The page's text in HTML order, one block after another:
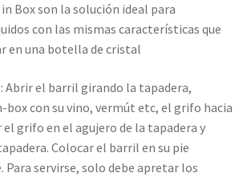
in Box son la solución ideal para
con las mismas características que
en una botella de cristal
Abrir el barril girando la tapadera,
box con su vino, vermút etc, el grifo hacia
el grifo en el agujero de la tapadera y
Colocar el barril en su pie
servirse, solo debe apretar los